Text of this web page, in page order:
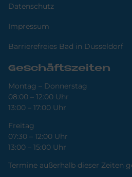
Datenschutz
Impressum
Barrierefreies Bad in Düsseldorf
Geschäftszeiten
Montag – Donnerstag
08:00 – 12:00 Uhr
13:00 – 17:00 Uhr
Freitag
07:30 – 12:00 Uhr
13:00 – 15:00 Uhr
Termine außerhalb dieser Zeiten